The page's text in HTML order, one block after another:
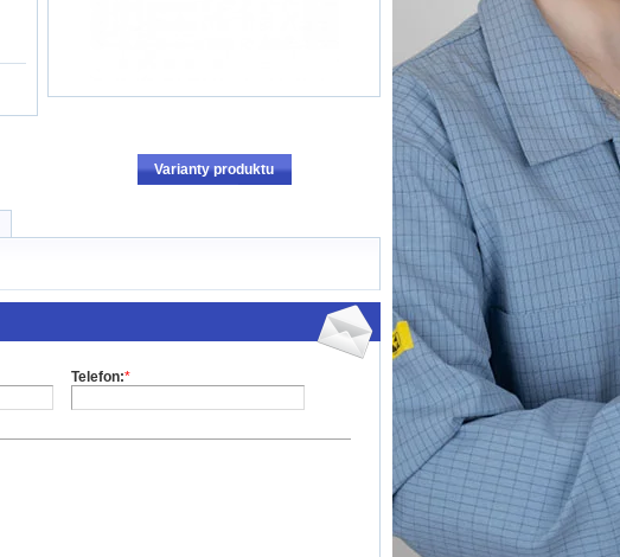
Varianty produktu
Telefon:*